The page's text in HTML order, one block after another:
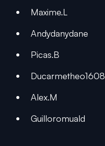
Maxime.L
Andydanydane
Picas.B
Ducarmetheo1608
Alex.M
Guilloromuald